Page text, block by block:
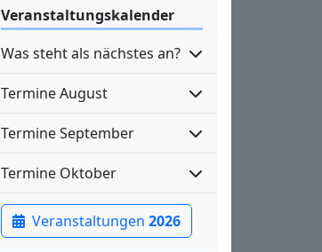
Veranstaltungskalender
Was steht als nächstes an?
Termine August
Termine September
Termine Oktober
Veranstaltungen 2026